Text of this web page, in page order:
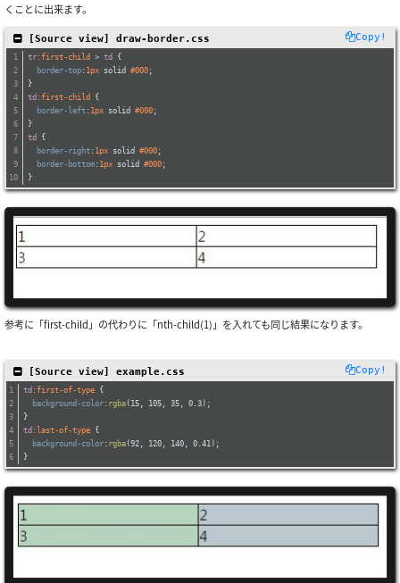
くことに出来ます。
Copy!
[Source view] draw-border.css
tr :first-child > td {
border-top : 1px solid #000 ;
}
td :first-child {
border-left : 1px solid #000 ;
}
td {
border-right : 1px solid #000 ;
border-bottom : 1px solid #000 ;
}
参考に「first-child」の代わりに「nth-child(1)」を入れても同じ結果になります。
Copy!
[Source view] example.css
td :first-of-type {
background-color : rgba (15, 105, 35, 0.3);
}
td :last-of-type {
background-color : rgba (92, 120, 140, 0.41);
}